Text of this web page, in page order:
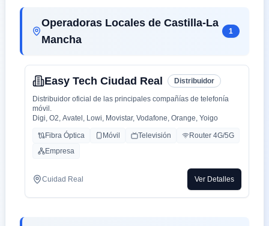
Operadoras Locales de Castilla-La
Mancha
1
Easy Tech Ciudad Real Distribuidor
Distribuidor oficial de las principales compañías de telefonía
móvil.
Digi, O2, Avatel, Lowi, Movistar, Vodafone, Orange, Yoigo
Fibra Óptica Móvil Televisión
Router 4G/5G
Empresa
Cuidad Real Ver Detalles